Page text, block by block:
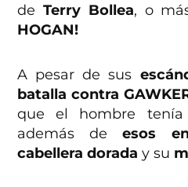
deTerry Bollea, o
HOGAN!
A pesar de sus
batalla contra
que el hombre
además deesos
cabellera dorada y su